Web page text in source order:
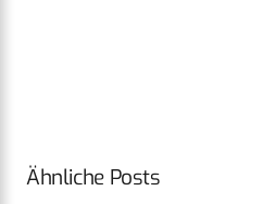
Ähnliche Posts